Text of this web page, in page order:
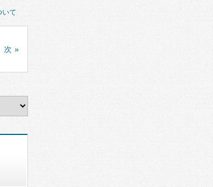
いて
次 »